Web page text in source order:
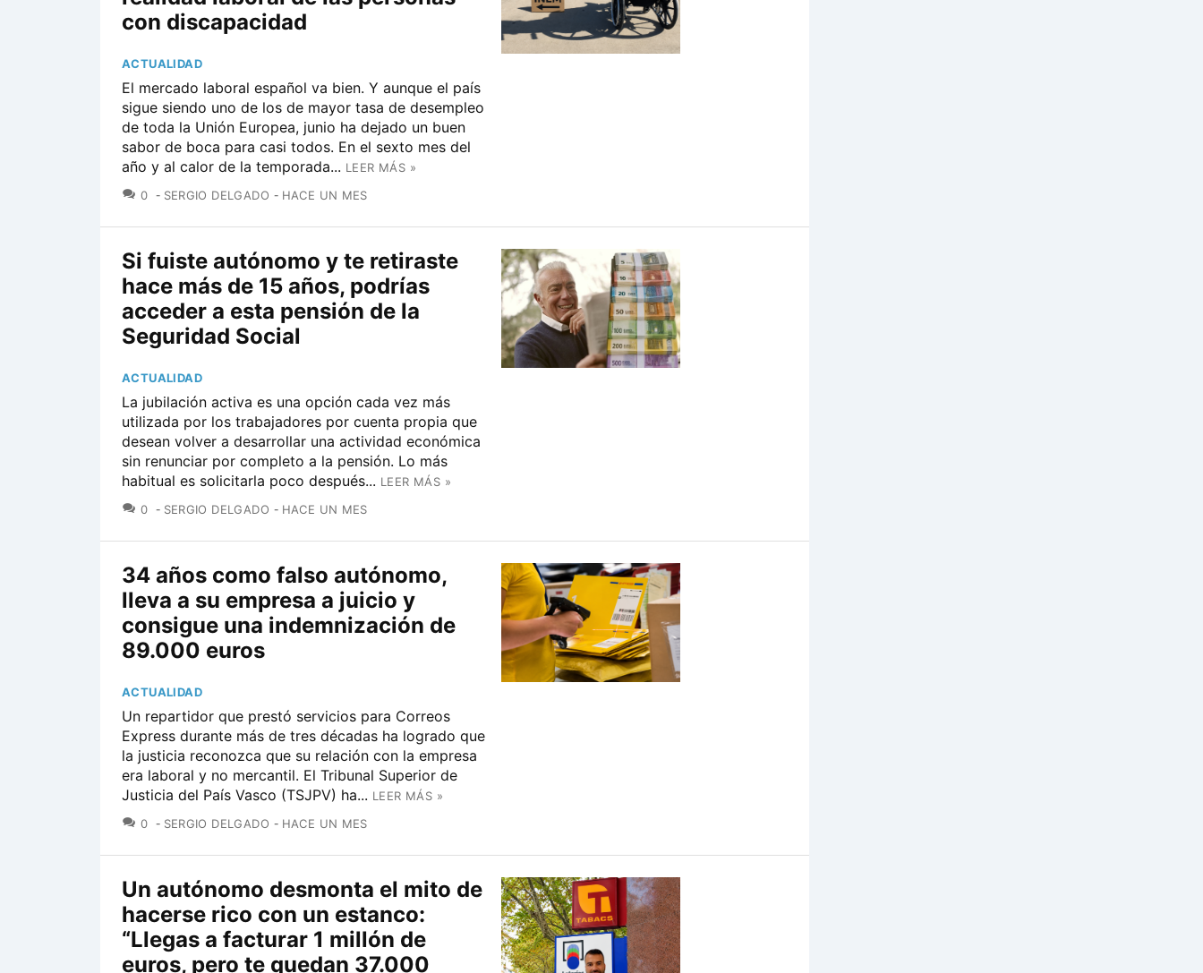
con discapacidad
ACTUALIDAD
El mercado laboral español va bien. Y aunque el país
sigue siendo uno de los de mayor tasa de desempleo
de toda la Unión Europea, junio ha dejado un buen
sabor de boca para casi todos. En el sexto mes del
año y al calor de la temporada... LEER MÁS »
0 COMENTARIOS
SERGIO DELGADO HACE UN MES
Si fuiste autónomo y te retiraste
hace más de 15 años, podrías
acceder a esta pensión de la
Seguridad Social
ACTUALIDAD
La jubilación activa es una opción cada vez más
utilizada por los trabajadores por cuenta propia que
desean volver a desarrollar una actividad económica
sin renunciar por completo a la pensión. Lo más
habitual es solicitarla poco después... LEER MÁS »
0 COMENTARIOS
SERGIO DELGADO HACE UN MES
34 años como falso autónomo,
lleva a su empresa a juicio y
consigue una indemnización de
89.000 euros
ACTUALIDAD
Un repartidor que prestó servicios para Correos
Express durante más de tres décadas ha logrado que
la justicia reconozca que su relación con la empresa
era laboral y no mercantil. El Tribunal Superior de
Justicia del País Vasco (TSJPV) ha... LEER MÁS »
0 COMENTARIOS
SERGIO DELGADO HACE UN MES
Un autónomo desmonta el mito de
hacerse rico con un estanco:
“Llegas a facturar 1 millón de
euros, pero te quedan 37.000